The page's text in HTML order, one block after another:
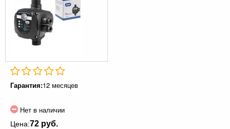
Гарантия:12 месяцев
Нет в наличии
Цена:72 руб.